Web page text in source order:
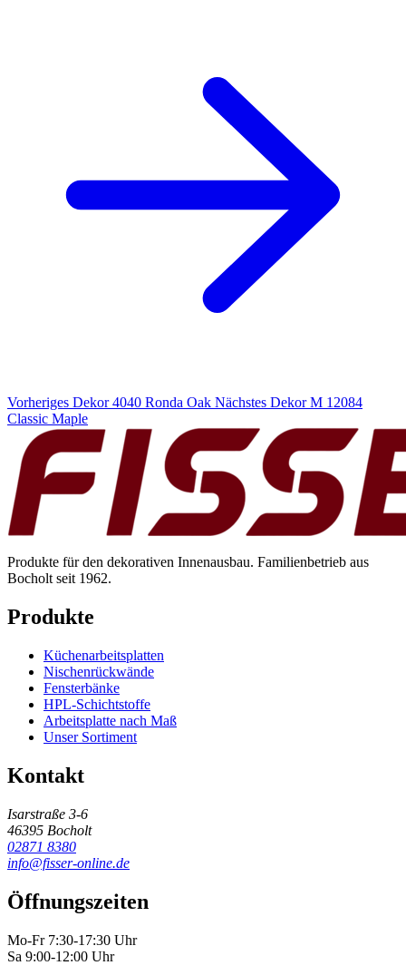
Vorheriges Dekor 4040 Ronda Oak Nächstes Dekor M 12084
Classic Maple
Produkte für den dekorativen Innenausbau. Familienbetrieb aus
Bocholt seit 1962.
Produkte
Küchenarbeitsplatten
Nischenrückwände
Fensterbänke
HPL-Schichtstoffe
Arbeitsplatte nach Maß
Unser Sortiment
Kontakt
Isarstraße 3-6
46395 Bocholt
02871 8380
info@fisser-online.de
Öffnungszeiten
Mo-Fr 7:30-17:30 Uhr
Sa 9:00-12:00 Uhr